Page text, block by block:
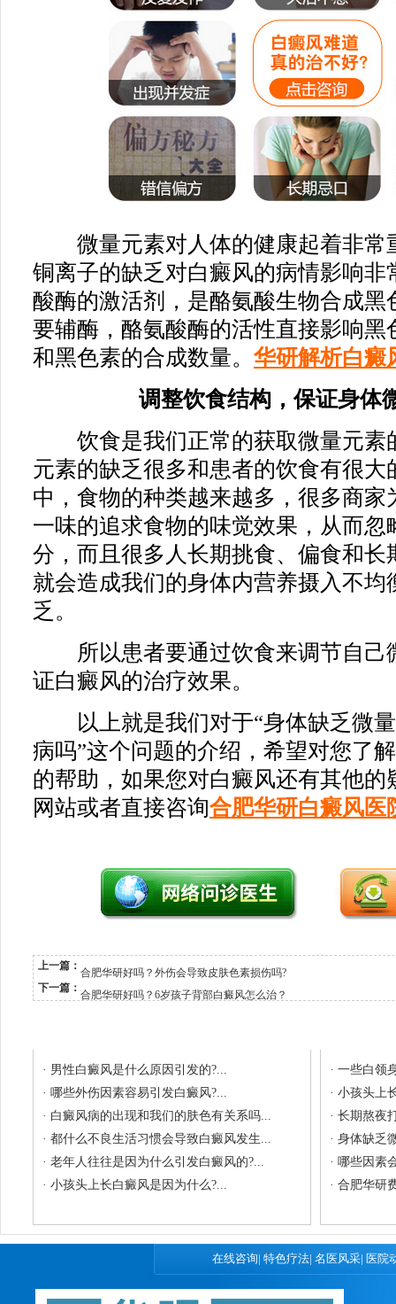
微量元素对人体的健康起着非常
铜离子的缺乏对白癜风的病情影响非
酸酶的激活剂，是酪氨酸生物合成黑
要辅酶，酪氨酸酶的活性直接影响黑
和黑色素的合成数量。 华研解析白癜
调整饮食结构，保证身体
饮食是我们正常的获取微量元素
元素的缺乏很多和患者的饮食有很大
中，食物的种类越来越多，很多商家
一味的追求食物的味觉效果，从而忽
分，而且很多人长期挑食、偏食和长
就会造成我们的身体内营养摄入不均
乏。
所以患者要通过饮食来调节自己
证白癜风的治疗效果。
以上就是我们对于“身体缺乏微量
病吗”这个问题的介绍，希望对您了
的帮助，如果您对白癜风还有其他的
网站或者直接咨询合肥华研白癜风医
上一篇： 合肥华研好吗？外伤会导致皮肤色素损伤吗?
下一篇： 合肥华研好吗？6岁孩子背部白癜风怎么治？
· 男性白癜风是什么原因引发的?...
· 哪些外伤因素容易引发白癜风?...
· 白癜风病的出现和我们的肤色有关系吗...
· 都什么不良生活习惯会导致白癜风发生...
· 老年人往往是因为什么引发白癜风的?...
· 小孩头上长白癜风是因为什么?...
· 一些白领
· 小孩头上
· 长期熬夜
· 身体缺乏
· 哪些因素
· 合肥华研
在线咨询| 特色疗法| 名医风采| 医院